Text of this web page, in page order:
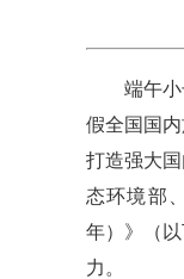
端午小长
假全国国
打造强大
态环境部
年）》（
力。